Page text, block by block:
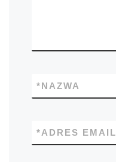
NAZWA
*
ADRES EMAIL
*